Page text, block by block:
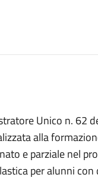
Unico n.
alla
e parziale nel
per alunni